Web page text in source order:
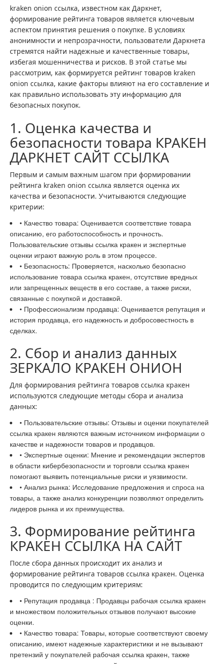
kraken onion ссылка, известном как Даркнет,
формирование рейтинга товаров является ключевым
аспектом принятия решения о покупке. В условиях
анонимности и непрозрачности, пользователи Даркнета
стремятся найти надежные и качественные товары,
избегая мошенничества и рисков. В этой статье мы
рассмотрим, как формируется рейтинг товаров kraken
onion ссылка, какие факторы влияют на его составление и
как правильно использовать эту информацию для
безопасных покупок.
1. Оценка качества и
безопасности товара КРАКЕН
ДАРКНЕТ САЙТ ССЫЛКА
Первым и самым важным шагом при формировании
рейтинга kraken onion ссылка является оценка их
качества и безопасности. Учитываются следующие
критерии:
• Качество товара: Оценивается соответствие товара
описанию, его работоспособность и прочность.
Пользовательские отзывы ссылка кракен и экспертные
оценки играют важную роль в этом процессе.
• Безопасность: Проверяется, насколько безопасно
использование товара ссылка кракен, отсутствие вредных
или запрещенных веществ в его составе, а также риски,
связанные с покупкой и доставкой.
• Профессионализм продавца: Оценивается репутация и
история продавца, его надежность и добросовестность в
сделках.
2. Сбор и анализ данных
ЗЕРКАЛО КРАКЕН ОНИОН
Для формирования рейтинга товаров ссылка кракен
используются следующие методы сбора и анализа
данных:
• Пользовательские отзывы: Отзывы и оценки покупателей
ссылка кракен являются важным источником информации о
качестве и надежности товаров и продавцов.
• Экспертные оценки: Мнение и рекомендации экспертов
в области кибербезопасности и торговли ссылка кракен
помогают выявить потенциальные риски и уязвимости.
• Анализ рынка: Исследование предложения и спроса на
товары, а также анализ конкуренции позволяют определить
лидеров рынка и их преимущества.
3. Формирование рейтинга
КРАКЕН ССЫЛКА НА САЙТ
После сбора данных происходит их анализ и
формирование рейтинга товаров ссылка кракен. Оценка
проводится по следующим критериям:
• Репутация продавца : Продавцы рабочая ссылка кракен
и множеством положительных отзывов получают высокие
оценки.
• Качество товара: Товары, которые соответствуют своему
описанию, имеют надежные характеристики и не вызывают
претензий у покупателей рабочая ссылка кракен, также